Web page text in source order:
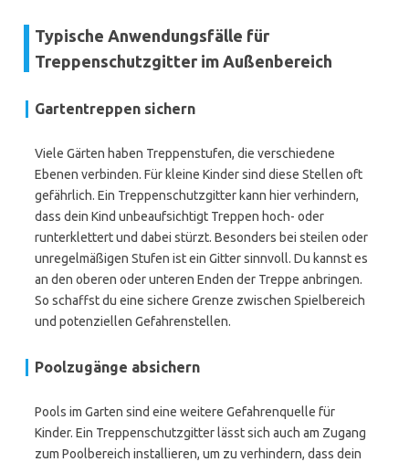
Typische Anwendungsfälle für
Treppenschutzgitter im Außenbereich
Gartentreppen sichern
Viele Gärten haben Treppenstufen, die verschiedene
Ebenen verbinden. Für kleine Kinder sind diese Stellen oft
gefährlich. Ein Treppenschutzgitter kann hier verhindern,
dass dein Kind unbeaufsichtigt Treppen hoch- oder
runterklettert und dabei stürzt. Besonders bei steilen oder
unregelmäßigen Stufen ist ein Gitter sinnvoll. Du kannst es
an den oberen oder unteren Enden der Treppe anbringen.
So schaffst du eine sichere Grenze zwischen Spielbereich
und potenziellen Gefahrenstellen.
Poolzugänge absichern
Pools im Garten sind eine weitere Gefahrenquelle für
Kinder. Ein Treppenschutzgitter lässt sich auch am Zugang
zum Poolbereich installieren, um zu verhindern, dass dein